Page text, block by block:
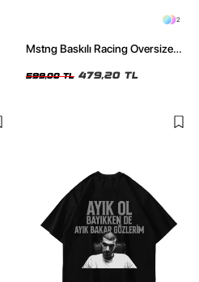
2
Mstng Baskılı Racing Oversize
599,00 TL 479,20 TL